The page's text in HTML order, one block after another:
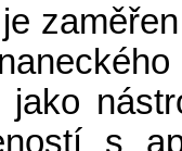
jako
s